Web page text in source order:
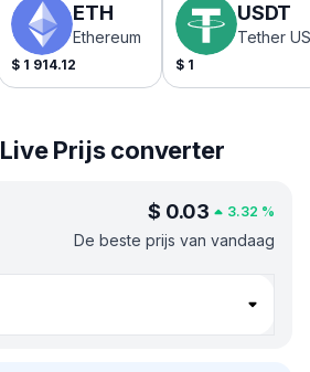
ETH
Ethereum
$ 1 914.12
USDT
Tether
$ 1
Live Prijs converter
$ 0.03 3.32 %
De beste prijs van vandaag